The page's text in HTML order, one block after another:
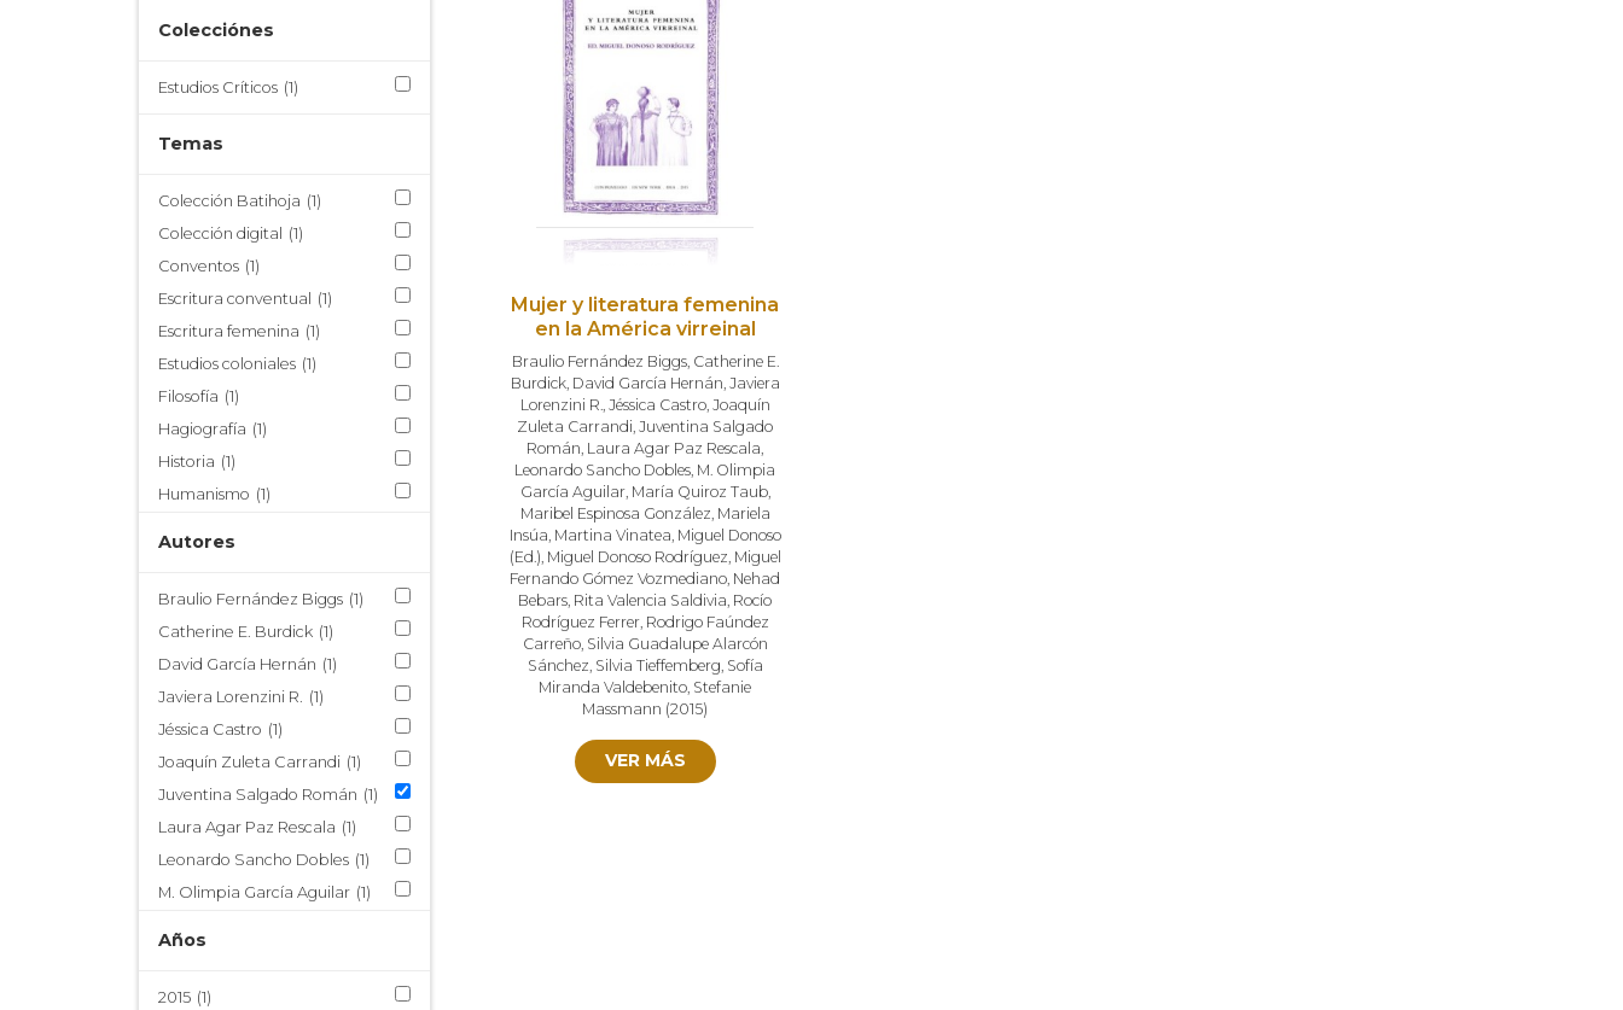
Colecciónes
Estudios Críticos (1)
Temas
Colección Batihoja (1)
Colección digital
(1)
Conventos (1)
Escritura conventual
(1)
Escritura femenina (1)
Estudios coloniales (1)
Filosofía (1)
Hagiografía (1)
Historia (1)
Humanismo (1)
Literatura sacra (1)
Material didáctico (1)
Publicaciones PEI (1)
Retórica (1)
Virreinato de Nueva España
Autores
Braulio Fernández Biggs (1)
Catherine E. Burdick (1)
David García Hernán (1)
Javiera Lorenzini R. (1)
Jéssica Castro (1)
Joaquín Zuleta Carrandi (1)
Juventina Salgado Román (1)
Laura Agar Paz Rescala (1)
Leonardo Sancho Dobles (1)
M. Olimpia García Aguilar (1)
Mariela Insúa
Años
2015 (1)
Mujer y literatura femenina
en la América virreinal
Braulio Fernández Biggs, Catherine E.
Burdick, David García Hernán, Javiera
Lorenzini R., Jéssica Castro, Joaquín
Zuleta Carrandi,Juventina Salgado
Román, Laura Agar Paz Rescala,
Leonardo Sancho Dobles, M. Olimpia
García Aguilar, María Quiroz Taub,
Maribel Espinosa González, Mariela
Insúa, Martina Vinatea, Miguel Donoso
(Ed.), Miguel Donoso Rodríguez, Miguel
Fernando Gómez Vozmediano, Nehad
Bebars, Rita Valencia Saldivia, Rocío
Rodríguez Ferrer, Rodrigo Faúndez
Carreño, Silvia Guadalupe Alarcón
Sánchez, Silvia Tieffemberg, Sofía
Miranda Valdebenito, Stefanie
Massmann (2015)
VER MÁS